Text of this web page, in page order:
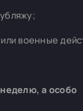
военные
а особо